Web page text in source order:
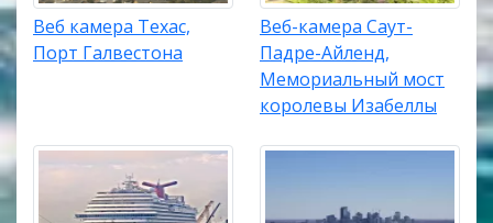
Веб камера Техас,
Порт Галвестона
Веб-камера Саут-
Падре-Айленд,
Мемориальный мост
королевы Изабеллы